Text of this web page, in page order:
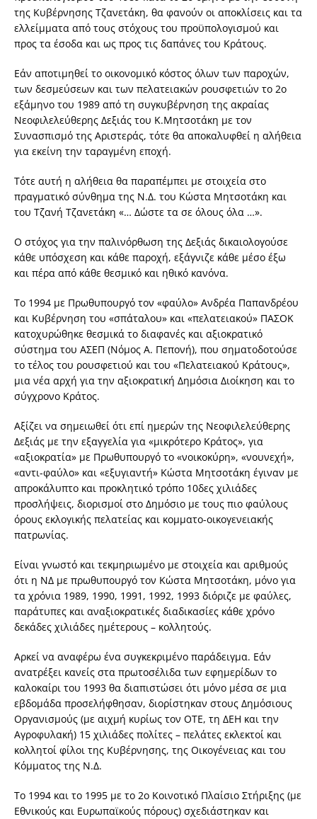
της Κυβέρνησης Τζανετάκη, θα φανούν οι αποκλίσεις και τα
ελλείμματα από τους στόχους του προϋπολογισμού και
προς τα έσοδα και ως προς τις δαπάνες του Κράτους.
Εάν αποτιμηθεί το οικονομικό κόστος όλων των παροχών,
των δεσμεύσεων και των πελατειακών ρουσφετιών το 2ο
εξάμηνο του 1989 από τη συγκυβέρνηση της ακραίας
Νεοφιλελεύθερης Δεξιάς του Κ.Μητσοτάκη με τον
Συνασπισμό της Αριστεράς, τότε θα αποκαλυφθεί η αλήθεια
για εκείνη την ταραγμένη εποχή.
Τότε αυτή η αλήθεια θα παραπέμπει με στοιχεία στο
πραγματικό σύνθημα της Ν.Δ. του Κώστα Μητσοτάκη και
του Τζανή Τζανετάκη «… Δώστε τα σε όλους όλα …».
Ο στόχος για την παλινόρθωση της Δεξιάς δικαιολογούσε
κάθε υπόσχεση και κάθε παροχή, εξάγνιζε κάθε μέσο έξω
και πέρα από κάθε θεσμικό και ηθικό κανόνα.
Το 1994 με Πρωθυπουργό τον «φαύλο» Ανδρέα Παπανδρέου
και Κυβέρνηση του «σπάταλου» και «πελατειακού» ΠΑΣΟΚ
κατοχυρώθηκε θεσμικά το διαφανές και αξιοκρατικό
σύστημα του ΑΣΕΠ (Νόμος Α. Πεπονή), που σηματοδοτούσε
το τέλος του ρουσφετιού και του «Πελατειακού Κράτους»,
μια νέα αρχή για την αξιοκρατική Δημόσια Διοίκηση και το
σύγχρονο Κράτος.
Αξίζει να σημειωθεί ότι επί ημερών της Νεοφιλελεύθερης
Δεξιάς με την εξαγγελία για «μικρότερο Κράτος», για
«αξιοκρατία» με Πρωθυπουργό το «νοικοκύρη», «νουνεχή»,
«αντι-φαύλο» και «εξυγιαντή» Κώστα Μητσοτάκη έγιναν με
απροκάλυπτο και προκλητικό τρόπο 10δες χιλιάδες
προσλήψεις, διορισμοί στο Δημόσιο με τους πιο φαύλους
όρους εκλογικής πελατείας και κομματο-οικογενειακής
πατρωνίας.
Είναι γνωστό και τεκμηριωμένο με στοιχεία και αριθμούς
ότι η ΝΔ με πρωθυπουργό τον Κώστα Μητσοτάκη, μόνο για
τα χρόνια 1989, 1990, 1991, 1992, 1993 διόριζε με φαύλες,
παράτυπες και αναξιοκρατικές διαδικασίες κάθε χρόνο
δεκάδες χιλιάδες ημέτερους – κολλητούς.
Αρκεί να αναφέρω ένα συγκεκριμένο παράδειγμα. Εάν
ανατρέξει κανείς στα πρωτοσέλιδα των εφημερίδων το
καλοκαίρι του 1993 θα διαπιστώσει ότι μόνο μέσα σε μια
εβδομάδα προσελήφθησαν, διορίστηκαν στους Δημόσιους
Οργανισμούς (με αιχμή κυρίως τον ΟΤΕ, τη ΔΕΗ και την
Αγροφυλακή) 15 χιλιάδες πολίτες – πελάτες εκλεκτοί και
κολλητοί φίλοι της Κυβέρνησης, της Οικογένειας και του
Κόμματος της Ν.Δ.
Το 1994 και το 1995 με το 2ο Κοινοτικό Πλαίσιο Στήριξης (με
Εθνικούς και Ευρωπαϊκούς πόρους) σχεδιάστηκαν και